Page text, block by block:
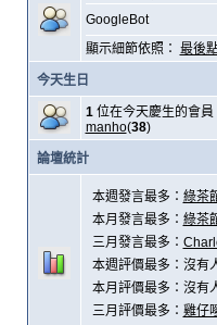
GoogleBot
顯示細節依照： 最後
今天生日
1位在今天慶生的會員
manho(38)
論壇統計
本週發言最多： 綠茶
本月發言最多： 綠茶
三月發言最多：
本週評價最多：沒有
本月評價最多：沒有
三月評價最多： 雞仔